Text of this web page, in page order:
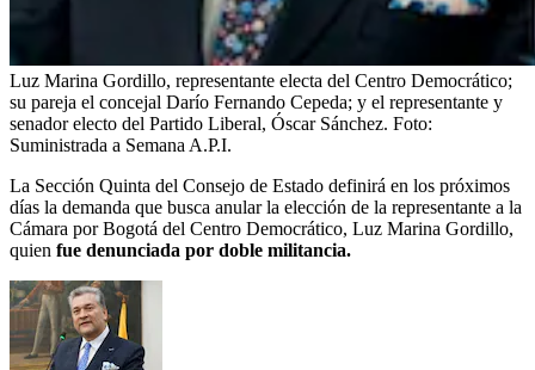
Luz Marina Gordillo, representante electa del Centro Democrático;
su pareja el concejal Darío Fernando Cepeda; y el representante y
senador electo del Partido Liberal, Óscar Sánchez. Foto:
Suministrada a Semana A.P.I.
La Sección Quinta del Consejo de Estado definirá en los próximos
días la demanda que busca anular la elección de la representante a la
Cámara por Bogotá del Centro Democrático, Luz Marina Gordillo,
quien fue denunciada por doble militancia.